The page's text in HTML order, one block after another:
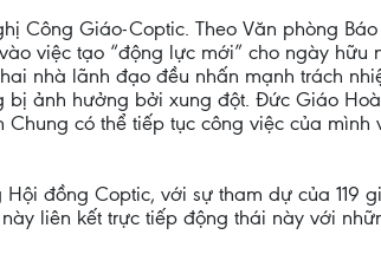
Công Giáo-Coptic. Theo Văn phòng
việc tạo “động lực mới” cho ngày
nhà lãnh đạo đều nhấn mạnh trách
ảnh hưởng bởi xung đột. Đức Giáo
có thể tiếp tục công việc của
đồng Coptic, với sự tham dự của 119
liên kết trực tiếp động thái này với